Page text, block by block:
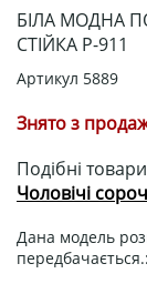
БІЛА МОДНА
СТІЙКА Р-911
Артикул 5889
Знято з
Подібні
Чоловічі
Дана модель
передбачається.: